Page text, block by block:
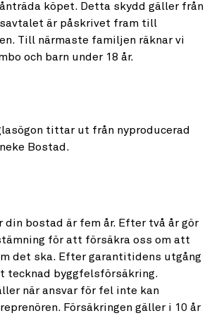
köpet. Detta skydd gäller från
är påskrivet fram till
Till närmaste familjen räknar vi
och barn under 18 år.
din bostad är fem år. Efter två år gör
för att försäkra oss om att
det ska. Efter garantitidens utgång
tecknad byggfelsförsäkring.
när ansvar för fel inte kan
Försäkringen gäller i 10 år